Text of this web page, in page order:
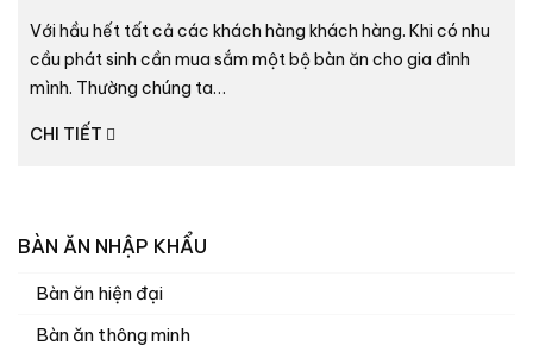
Với hầu hết tất cả các khách hàng khách hàng. Khi có nhu
cầu phát sinh cần mua sắm một bộ bàn ăn cho gia đình
mình. Thường chúng ta…
CHI TIẾT
BÀN ĂN NHẬP KHẨU
Bàn ăn hiện đại
Bàn ăn thông minh